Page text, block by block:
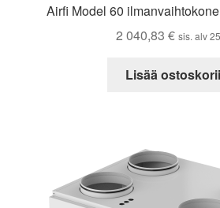
Airfi Model 60
2 040,83 € sis. alv
Lisää